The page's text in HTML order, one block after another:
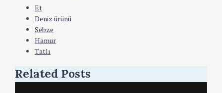
Et
Deniz ürünü
Sebze
Hamur
Tatlı
Related Posts